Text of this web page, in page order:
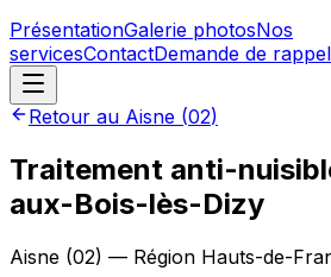
PrésentationGalerie photosNos
servicesContactDemande de rappel
Retour au Aisne (02)
Traitement anti-
aux-Bois-lès-Dizy
Aisne (02) — Région Hauts-de-